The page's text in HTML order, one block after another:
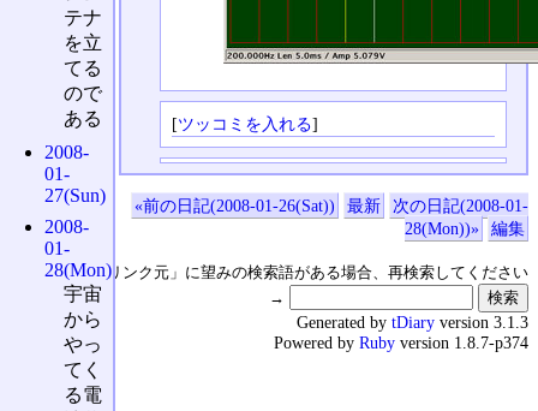
[ツッコミを入れる]
«前の日記(2008-01-26(Sat)) 最新
次の日記(2008-01-
28(Mon))»
編集
↑の「本日のリンク元」に望みの検索語がある場合、再検索してください
→
テナ
を立
てる
ので
ある
2008-
01-
27(Sun)
2008-
01-
28(Mon)
宇宙
から
やっ
てく
る電
Generated by tDiary version 3.1.3
Powered by Ruby version 1.8.7-p374